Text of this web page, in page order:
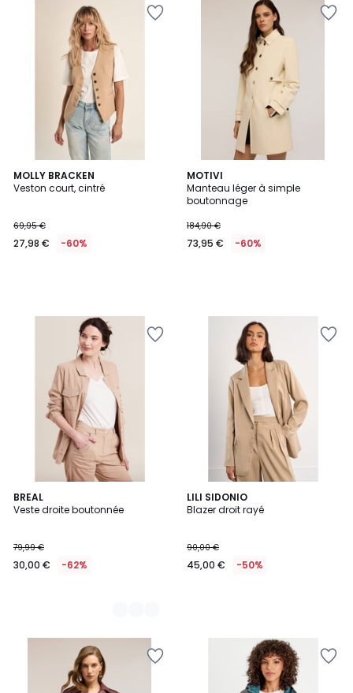
MOLLY BRACKEN
Veston court, cintré
69,95 €
27,98 € -60%
MOTIVI
Manteau léger à simple
boutonnage
184,90 €
73,95 € -60%
BREAL
Veste droite boutonnée
79,99 €
30,00 € -62%
2
Couleurs
LILI SIDONIO
Blazer droit rayé
90,00 €
45,00 € -50%